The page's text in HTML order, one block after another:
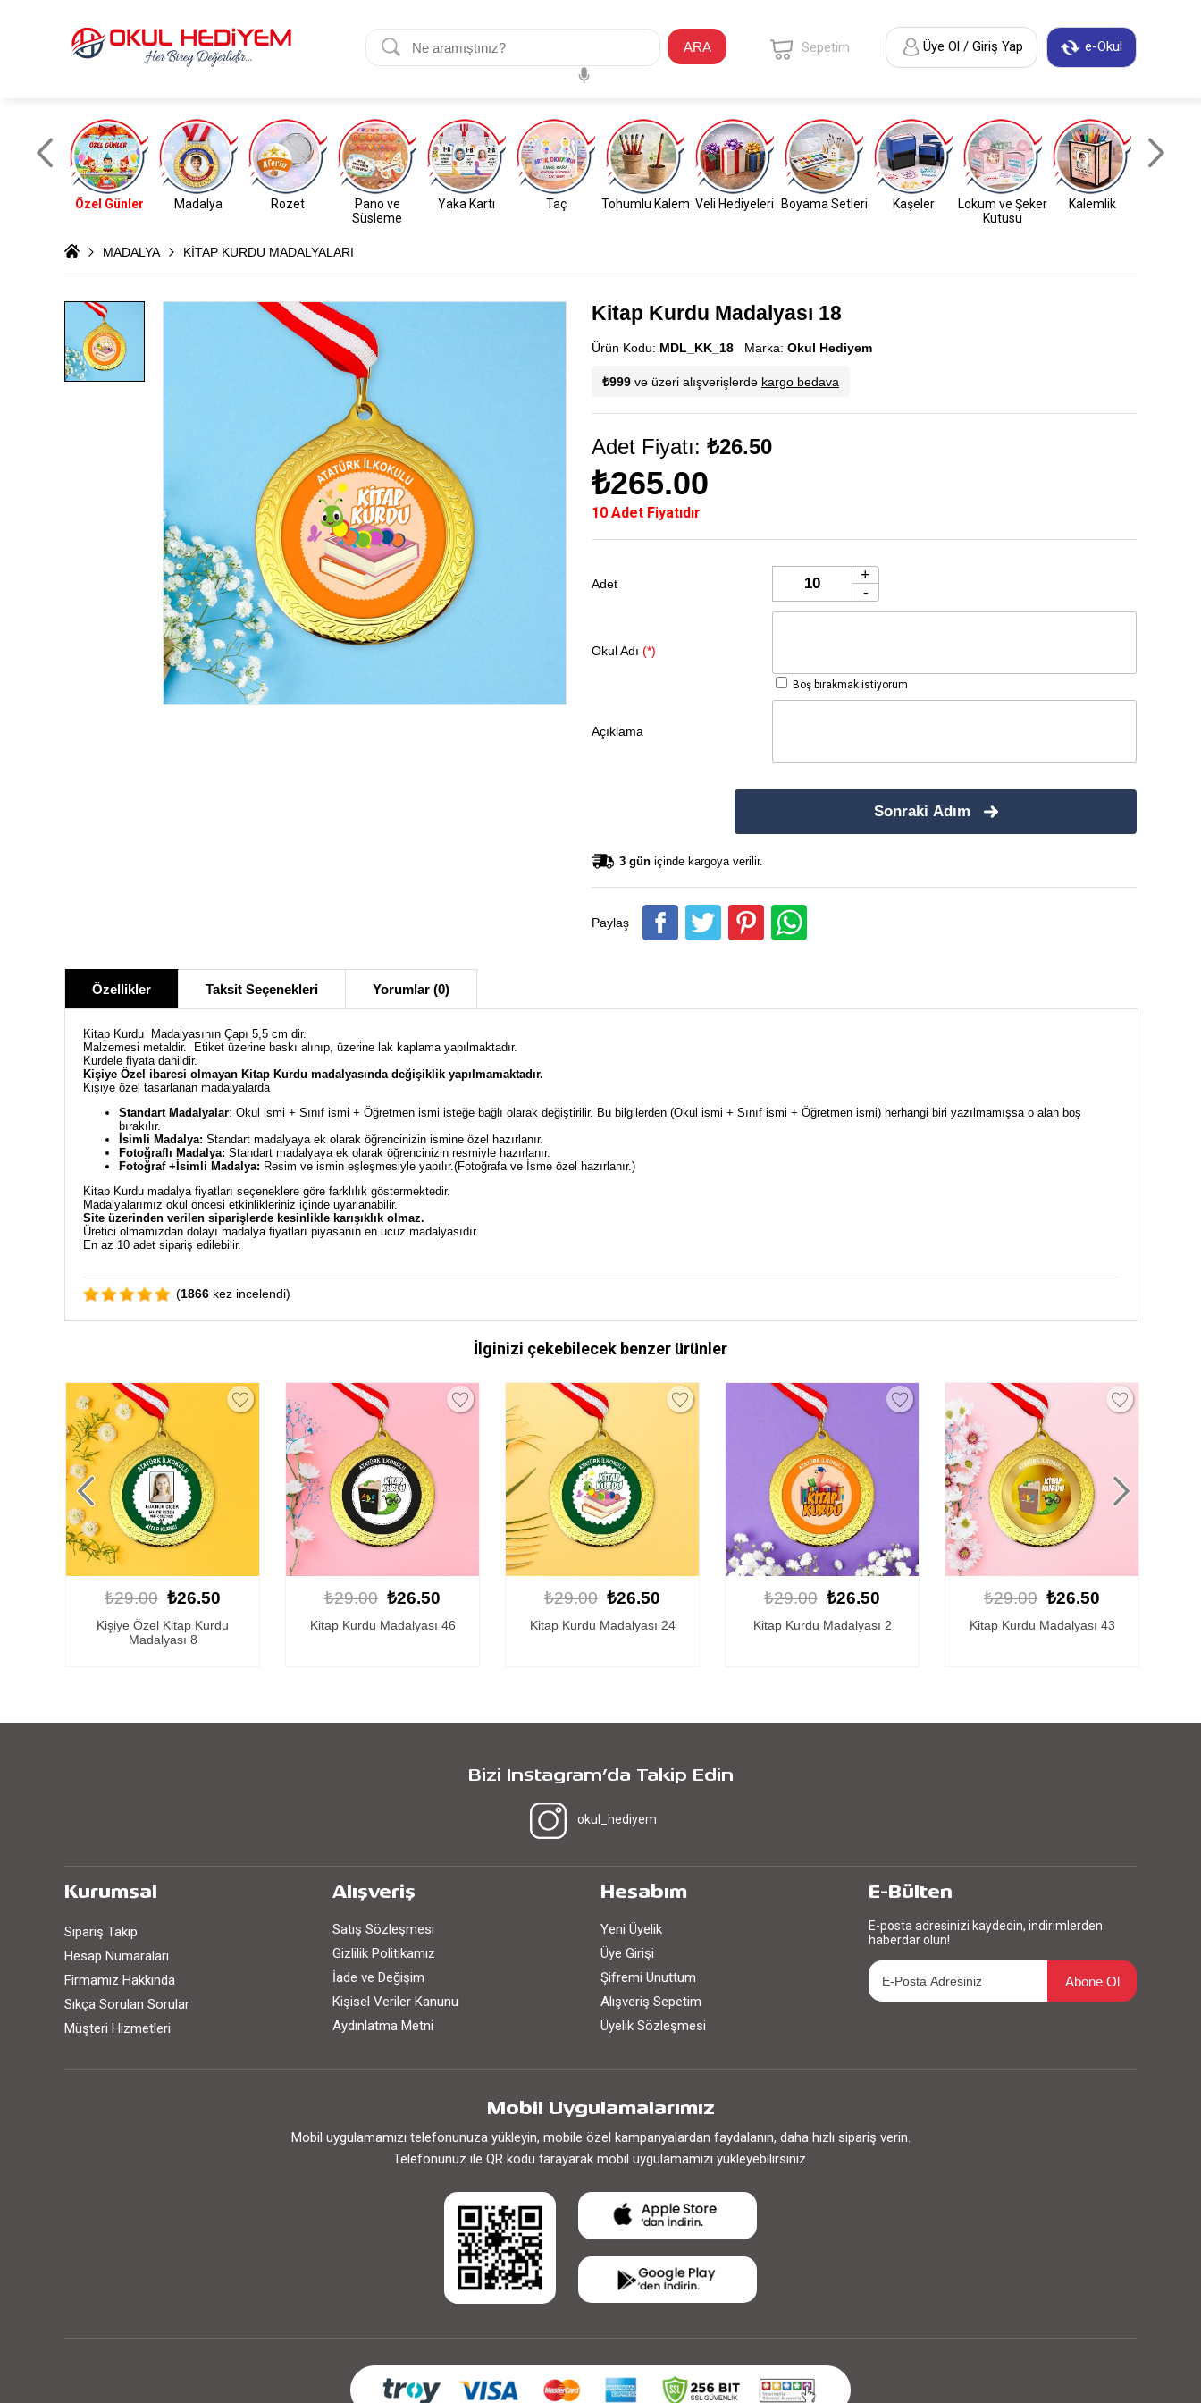
ARA e-Okul
Üye Ol / Giriş Yap
Sepetim
Özel Günler Madalya Rozet
Pano ve
Süsleme
Yaka Kartı Taç Tohumlu Kalem Veli Hediyeleri Boyama Setleri Kaşeler
Lokum ve Şeker
Kutusu
Kalemlik
MADALYA KİTAP KURDU MADALYALARI
Kitap Kurdu Madalyası 18
Ürün Kodu: MDL_KK_18 Marka: Okul Hediyem
₺999 ve üzeri alışverişlerde kargo bedava
Adet Fiyatı: ₺26.50
₺265.00
10 Adet Fiyatıdır
Adet
+
-
Okul Adı (*)
Boş bırakmak istiyorum
Açıklama
Sonraki Adım
3 gün içinde kargoya verilir.
Paylaş
Özellikler Taksit Seçenekleri Yorumlar (0)
Kitap Kurdu Madalyasının Çapı 5,5 cm dir.
Malzemesi metaldir. Etiket üzerine baskı alınıp, üzerine lak kaplama yapılmaktadır.
Kurdele fiyata dahildir.
Kişiye Özel ibaresi olmayan Kitap Kurdu madalyasında değişiklik yapılmamaktadır.
Kişiye özel tasarlanan madalyalarda
Standart Madalyalar: Okul ismi + Sınıf ismi + Öğretmen ismi isteğe bağlı olarak değiştirilir. Bu bilgilerden (Okul ismi + Sınıf ismi + Öğretmen ismi) herhangi biri yazılmamışsa o alan boş
bırakılır.
İsimli Madalya: Standart madalyaya ek olarak öğrencinizin ismine özel hazırlanır.
Fotoğraflı Madalya: Standart madalyaya ek olarak öğrencinizin resmiyle hazırlanır.
Fotoğraf +İsimli Madalya: Resim ve ismin eşleşmesiyle yapılır.(Fotoğrafa ve İsme özel hazırlanır.)
Kitap Kurdu madalya fiyatları seçeneklere göre farklılık göstermektedir.
Madalyalarımız okul öncesi etkinlikleriniz içinde uyarlanabilir.
Site üzerinden verilen siparişlerde kesinlikle karışıklık olmaz.
Üretici olmamızdan dolayı madalya fiyatları piyasanın en ucuz madalyasıdır.
En az 10 adet sipariş edilebilir.
(1866 kez incelendi)
İlginizi çekebilecek benzer ürünler
₺29.00 ₺26.50
Kitap Kurdu Madalyası 46
₺29.00 ₺26.50
Kitap Kurdu Madalyası 24
₺29.00 ₺26.50
Kitap Kurdu Madalyası 2
₺29.00 ₺26.50
Kitap Kurdu Madalyası 43
₺29.00 ₺26.50
Kitap Kurdu Madalyası 35
Bizi Instagram’da Takip Edin
okul_hediyem
Kurumsal
Sipariş Takip
Hesap Numaraları
Firmamız Hakkında
Sıkça Sorulan Sorular
Müşteri Hizmetleri
Alışveriş
Satış Sözleşmesi
Gizlilik Politikamız
İade ve Değişim
Kişisel Veriler Kanunu
Aydınlatma Metni
Hesabım
Yeni Üyelik
Üye Girişi
Şifremi Unuttum
Alışveriş Sepetim
Üyelik Sözleşmesi
E-Bülten
E-posta adresinizi kaydedin, indirimlerden
haberdar olun!
Abone Ol
Mobil Uygulamalarımız
Mobil uygulamamızı telefonunuza yükleyin, mobile özel kampanyalardan faydalanın, daha hızlı sipariş verin.
Telefonunuz ile QR kodu tarayarak mobil uygulamamızı yükleyebilirsiniz.